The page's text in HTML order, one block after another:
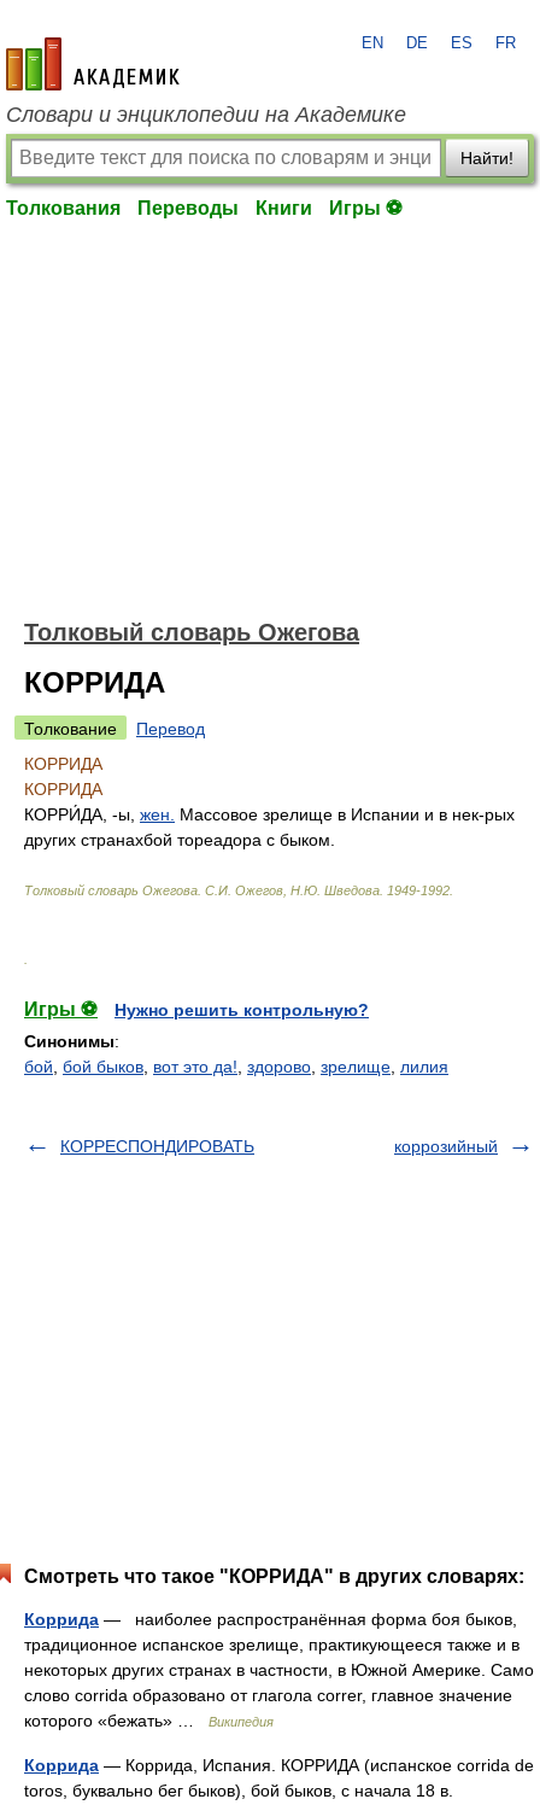
academic.ru
EN DE ES FR
Словари и энциклопедии на Академике
Найти!
Толкования Переводы Книги Игры ⚽
Толковый словарь Ожегова
КОРРИДА
Толкование
Перевод
КОРРИДА
КОРРИДА
КОРРИ́ДА , -ы, жен.
Массовое зрелище в Испании и в нек-рых
других странахбой тореадора с быком.
Толковый словарь Ожегова С.И. Ожегов, Н.Ю. Шведова. 1949-1992
Игры ⚽
Нужно решить контрольную?
Синонимы:
бой бой быков вот это да! здорово зрелище лилия
КОРРЕСПОНДИРОВАТЬ коррозийный
Смотреть что такое "КОРРИДА" в других словарях:
Коррида — наиболее распространённая форма боя быков,
традиционное испанское зрелище, практикующееся также и в
некоторых других странах в частности, в Южной Америке. Само
слово corrida образовано от глагола correr, главное значение
которого «бежать» …
Википедия
Коррида — Коррида, Испания. КОРРИДА (испанское corrida de
toros, буквально бег быков), бой быков, с начала 18 в.